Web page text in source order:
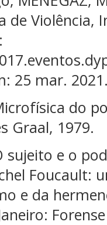
de Violência,
25 mar.
do
Graal, 1979.
sujeito e o
e da